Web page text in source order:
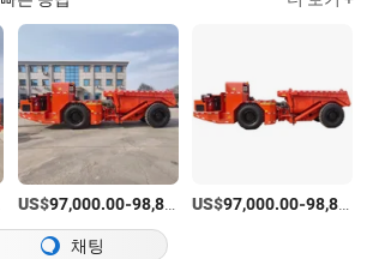
/상품
US$97,000.00-98,800.00 /상품
US$97,000.00-98,800.00
채팅